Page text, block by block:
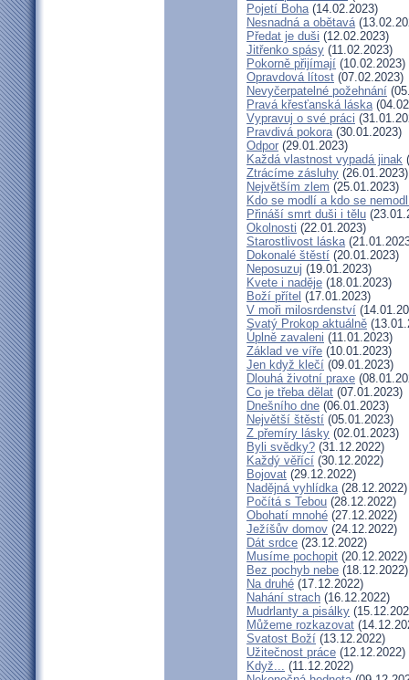
Pojetí Boha(14.02.2023)
Nesnadná a obětavá
Předat je duši (12.02.2023)
Jitřenko spásy (11.02.2023)
Pokorně přijímají (10.02.2023)
Opravdová lítost (07.02.2023)
Nevyčerpatelné požehnání
Pravá křesťanská láska
Vypravuj o své práci
Pravdivá pokora(30.01.2023)
Odpor (29.01.2023)
Každá vlastnost vypadá jinak
Ztrácíme zásluhy (26.01.2023)
Největším zlem (25.01.2023)
Kdo se modlí a kdo se
Přináší smrt duši i tělu
Okolnosti (22.01.2023)
Starostlivost láska
Dokonalé štěstí (20.01.2023)
Neposuzuj (19.01.2023)
Kvete i naděje (18.01.2023)
Boží přítel (17.01.2023)
V moři milosrdenství
Svatý Prokop aktuálně
Úplně zavaleni (11.01.2023)
Základ ve víře (10.01.2023)
Jen když klečí (09.01.2023)
Dlouhá životní praxe
Co je třeba dělat (07.01.2023)
Dnešního dne (06.01.2023)
Největší štěstí (05.01.2023)
Z přemíry lásky (02.01.2023)
Byli svědky? (31.12.2022)
Každý věřící (30.12.2022)
Bojovat (29.12.2022)
Nadějná vyhlídka(28.12.2022)
Počítá s Tebou (28.12.2022)
Obohatí mnohé (27.12.2022)
Ježíšův domov (24.12.2022)
Dát srdce (23.12.2022)
Musíme pochopit (20.12.2022)
Bez pochyb nebe (18.12.2022)
Na druhé (17.12.2022)
Nahání strach (16.12.2022)
Mudrlanty a pisálky
Můžeme rozkazovat
Svatost Boží (13.12.2022)
Užitečnost práce (12.12.2022)
Když... (11.12.2022)